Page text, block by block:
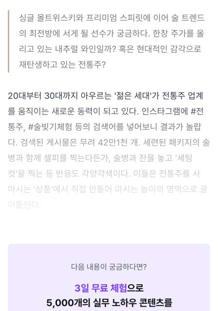
싱글 몰트위스키와 프리미엄 스피릿에 이어 술 트렌드
의 최전방에 서게 될 선수가 궁금하다. 한창 주가를 올
리고 있는 내추럴 와인일까? 혹은 현대적인 감각으로
재탄생하고 있는 전통주?
20대부터 30대까지 아우르는 '젊은 세대'가 전통주 업계
를 움직이는 새로운 동력이 되고 있다. 인스타그램에 #전
통주, #술빚기체험 등의 검색어를 넣어보니 결과가 놀랍
다. 검색된 게시물은 무려 42만1천 개. 세련된 패키지의 술
병과 함께 셀피를 찍는다든가, 술병과 잔을 놓고 '세팅
컷'을 찍는 등 반응도 각양각색이다. 이들은 전통주를 사
마시는 '상품'에서 직접 만들어 마시는 놀이의 영역으로 끌
어들인다.
다음 내용이 궁금하다면?
3일 무료 체험으로
5,000개의 실무 노하우 콘텐츠를